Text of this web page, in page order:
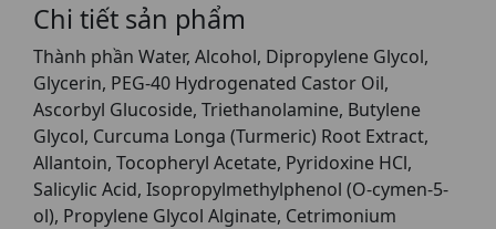
Chi tiết sản phẩm
Thành phần Water, Alcohol, Dipropylene Glycol,
Glycerin, PEG-40 Hydrogenated Castor Oil,
Ascorbyl Glucoside, Triethanolamine, Butylene
Glycol, Curcuma Longa (Turmeric) Root Extract,
Allantoin, Tocopheryl Acetate, Pyridoxine HCl,
Salicylic Acid, Isopropylmethylphenol (O-cymen-5-
ol), Propylene Glycol Alginate, Cetrimonium